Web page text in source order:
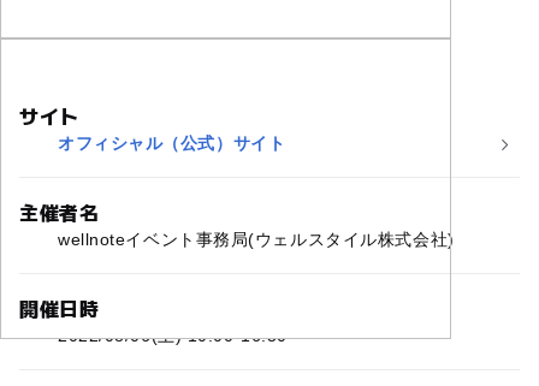
サイト
オフィシャル（公式）サイト
主催者名
wellnoteイベント事務局(ウェルスタイル株式会社)
開催日時
2022/08/06(土) 10:00-16:30